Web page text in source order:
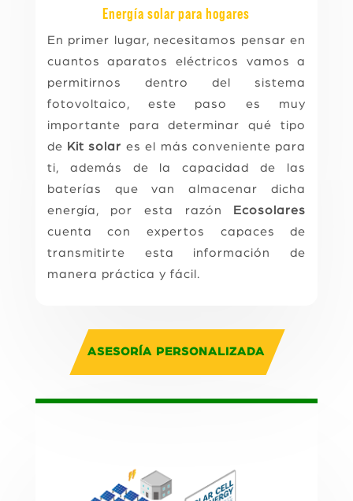
Energía solar para hogares
En primer lugar, necesitamos pensar en
cuantos aparatos eléctricos vamos a
permitirnos dentro del sistema
fotovoltaico, este paso es muy
importante para determinar qué tipo
de Kit solar es el más conveniente para
ti, además de la capacidad de las
baterías que van almacenar dicha
energía, por esta razón
Ecosolares
cuenta con expertos capaces de
transmitirte esta información de
manera práctica y fácil.
ASESORÍA PERSONALIZADA